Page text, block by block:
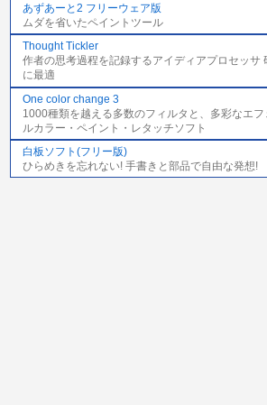
あずあーと2 フリーウェア版
ムダを省いたペイントツール
Thought Tickler
作者の思考過程を記録するアイディアプロセッサ
に最適
One color change 3
1000種類を越える多数のフィルタと、多彩なエ
ルカラー・ペイント・レタッチソフト
白板ソフト(フリー版)
ひらめきを忘れない! 手書きと部品で自由な発想!